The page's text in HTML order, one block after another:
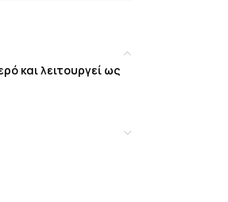
και λειτουργεί ως